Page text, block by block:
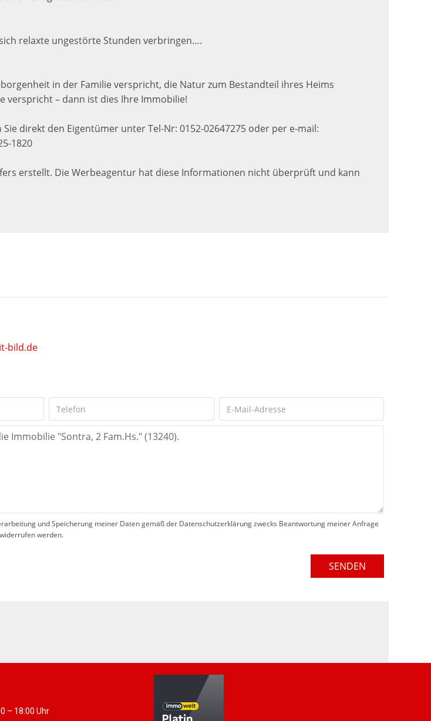
relaxte ungestörte Stunden verbringen….
in der Familie verspricht, die Natur zum Bestandteil ihres Heims
verspricht – dann ist dies Ihre Immobilie!
direkt den Eigentümer unter Tel-Nr: 0152-02647275 oder per e-mail:
1820
erstellt. Die Werbeagentur hat diese Informationen nicht überprüft und kann
bild.de
und Speicherung meiner Daten gemäß der Datenschutzerklärung zwecks Beantwortung meiner Anfrage
werden.
SENDEN
18:00 Uhr